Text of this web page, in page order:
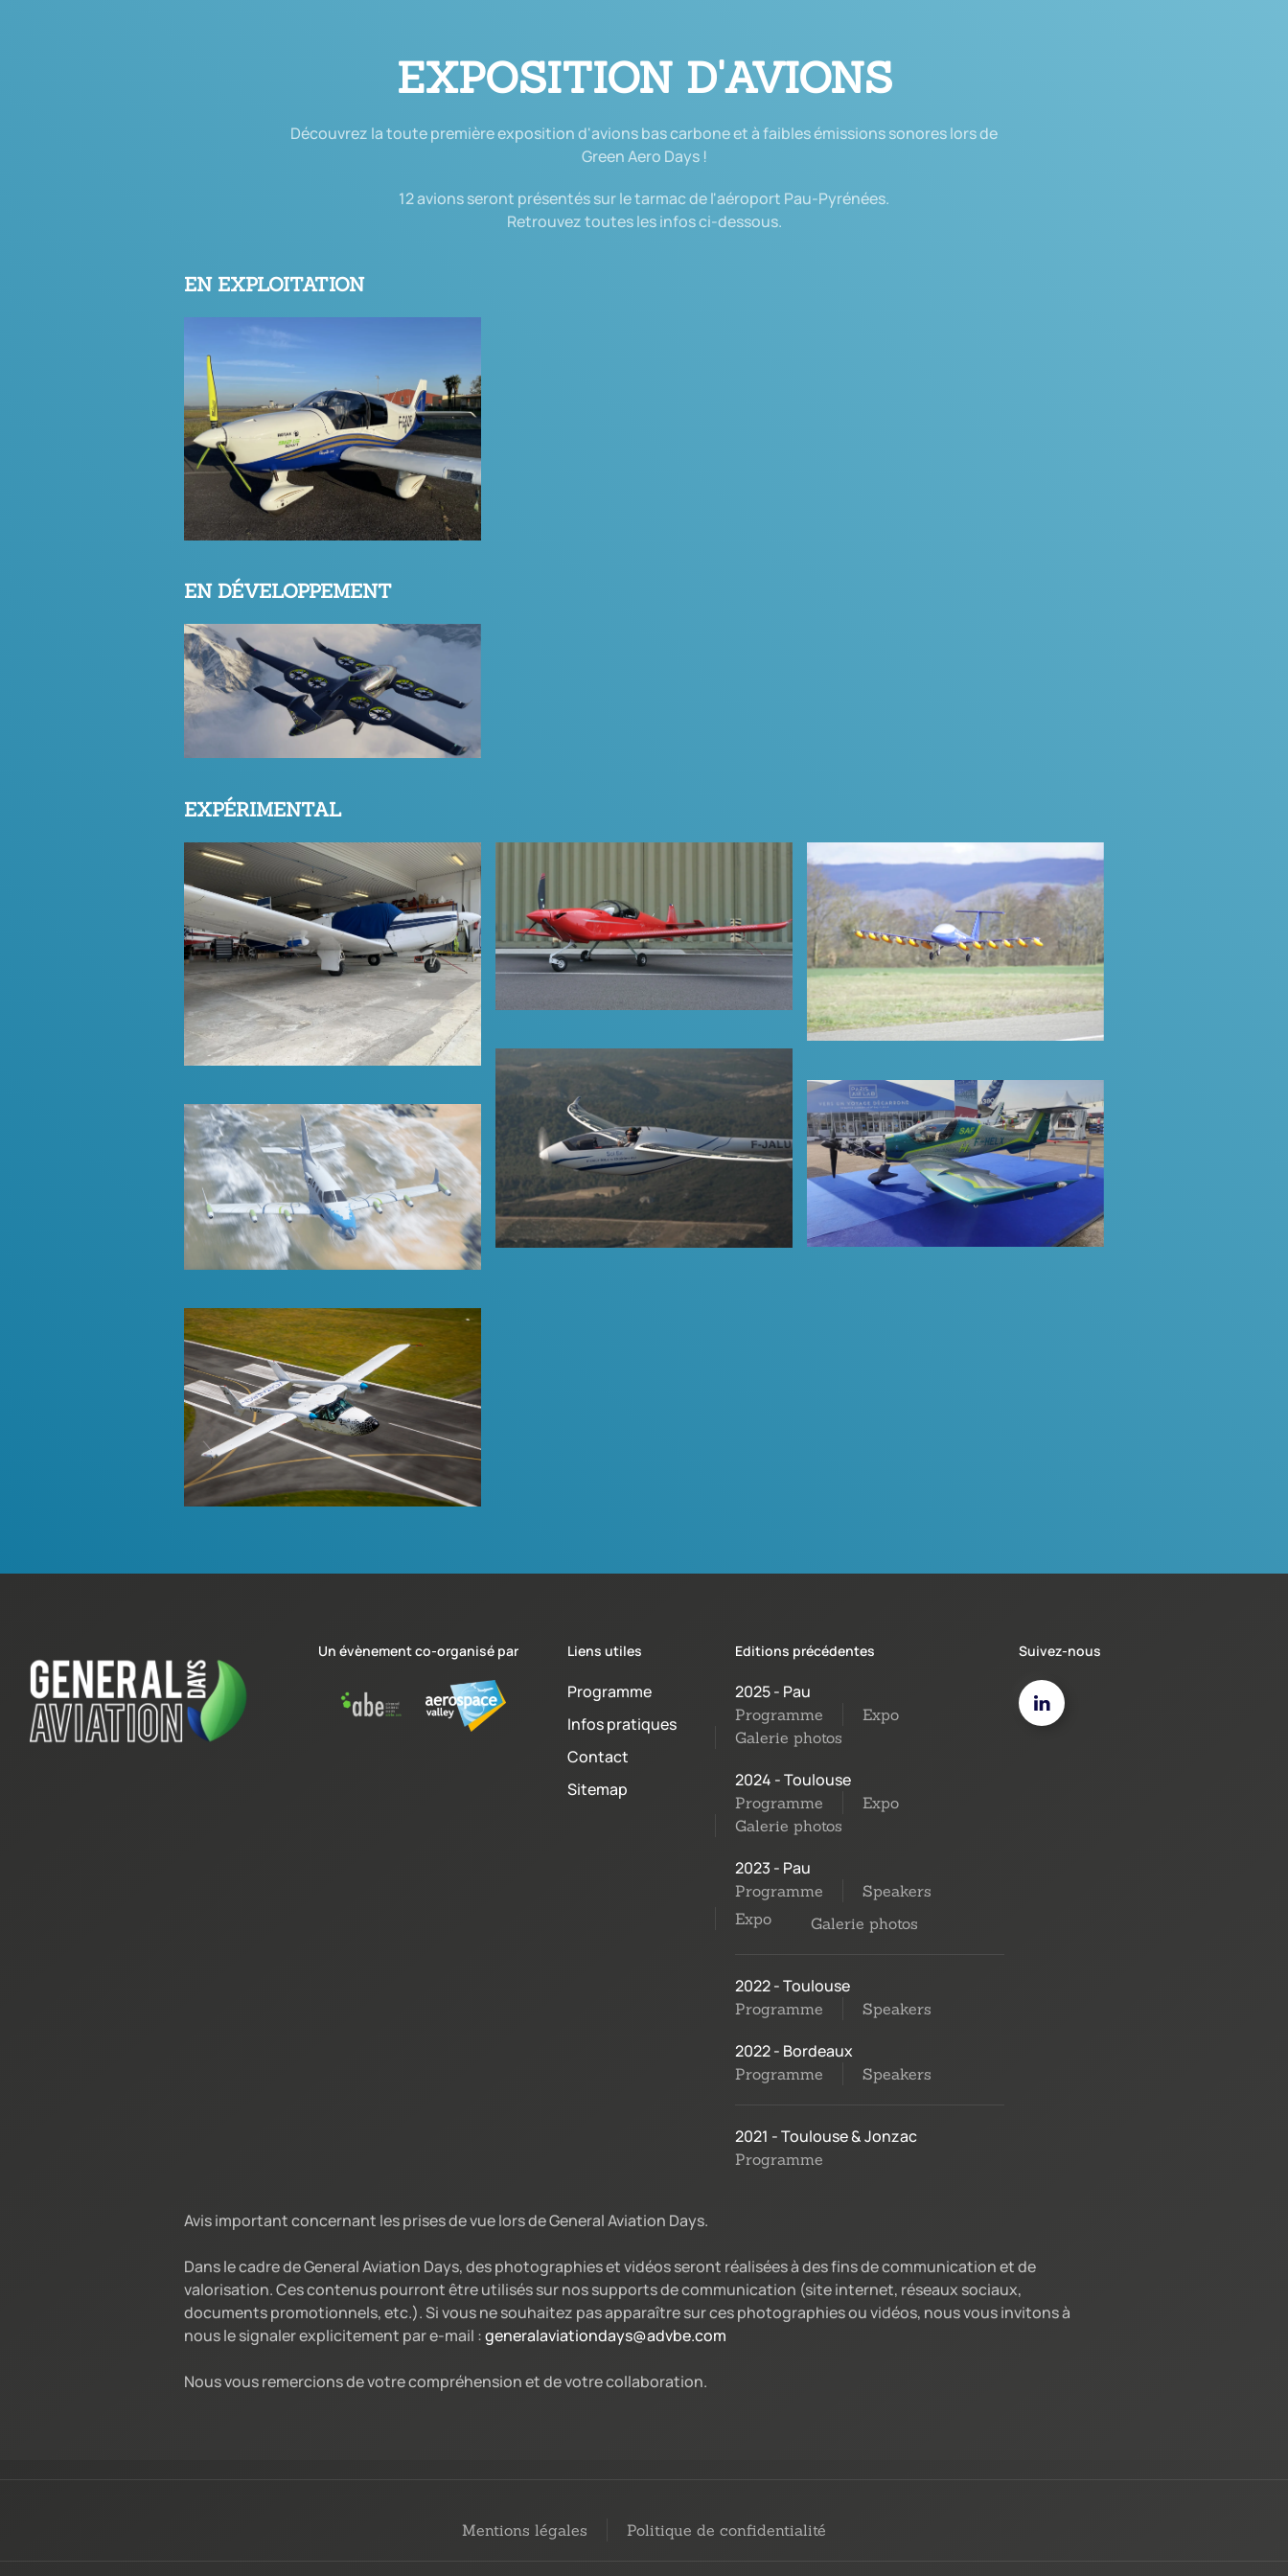
EXPOSITION D'AVIONS
Découvrez la toute première exposition d'avions bas carbone et à faibles émissions sonores lors de
Green Aero Days !
12 avions seront présentés sur le tarmac de l'aéroport Pau-Pyrénées.
Retrouvez toutes les infos ci-dessous.
EN EXPLOITATION
(prêté par l'Aéroclub du Béarn)
EN DÉVELOPPEMENT
Ascendance Flight Technologies
Plus d'infos
EXPÉRIMENTAL
(Prêté par Aero Mecanic's)
Aura Aero
Blue Spirit Aero
Plus d'infos
Daher
Plus d'infos
Des Ailes pour la Planète
Plus d'infos
Elixir Aircraft
Plus d'infos
VoltAero
Plus d'infos
Un évènement co-organisé par Liens utiles
Programme
Infos pratiques
Contact
Sitemap
Editions précédentes
2025 - Pau
Programme
Expo
Galerie photos
2024 - Toulouse
Programme
Expo
Galerie photos
2023 - Pau
Programme
Speakers
Expo
Galerie photos
2022 - Toulouse
Programme Speakers
2022 - Bordeaux
Programme Speakers
2021 - Toulouse & Jonzac
Programme
Suivez-nous
Avis important concernant les prises de vue lors de General Aviation Days.
Dans le cadre de General Aviation Days, des photographies et vidéos seront réalisées à des fins de communication et de
valorisation. Ces contenus pourront être utilisés sur nos supports de communication (site internet, réseaux sociaux,
documents promotionnels, etc.). Si vous ne souhaitez pas apparaître sur ces photographies ou vidéos, nous vous invitons à
nous le signaler explicitement par e-mail :generalaviationdays@advbe.com
Nous vous remercions de votre compréhension et de votre collaboration.
Mentions légales Politique de confidentialité